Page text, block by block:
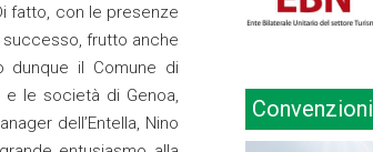
fatto, con le presenze
frutto anche
dunque il Comune di
e le società di Genoa,
dell’Entella, Nino
Convenzioni